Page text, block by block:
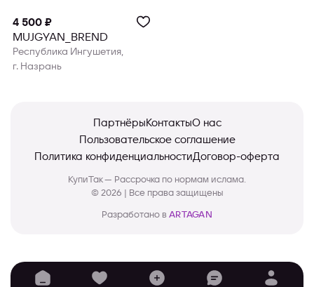
4 500 ₽
MUJGYAN_BREND
Республика Ингушетия,
г. Назрань
ПартнёрыКонтактыО нас
Пользовательское соглашение
Политика конфиденциальностиДоговор-оферта
КупиТак — Рассрочка по нормам ислама.
© 2026 | Все права защищены
Разработано в ARTAGAN